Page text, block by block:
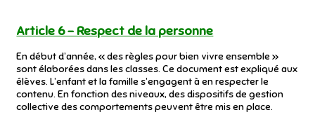
Article 6 – Respect de la personne
En début d’année, « des règles pour bien vivre ensemble »
sont élaborées dans les classes. Ce document est expliqué aux
élèves. L’enfant et la famille s’engagent à en respecter le
contenu. En fonction des niveaux, des dispositifs de gestion
collective des comportements peuvent être mis en place.